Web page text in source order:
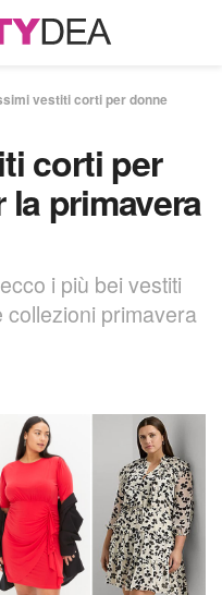
vestiti corti per donne
corti per
primavera
i più bei vestiti
primavera